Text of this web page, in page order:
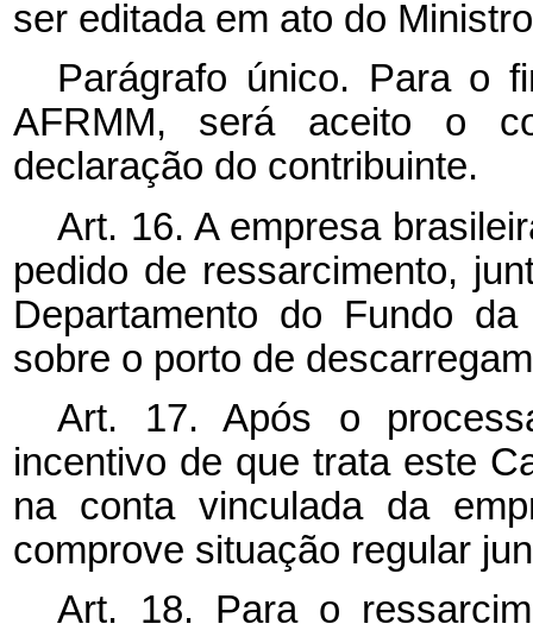
ser editada em ato do
Parágrafo único. Para o
AFRMM, será aceito o
declaração do contribuinte.
Art. 16. A empresa
pedido de ressarcimento,
Departamento do Fundo
sobre o porto de
Art. 17. Após o
incentivo de que trata este
na conta vinculada da
comprove situação regular
Art. 18. Para o